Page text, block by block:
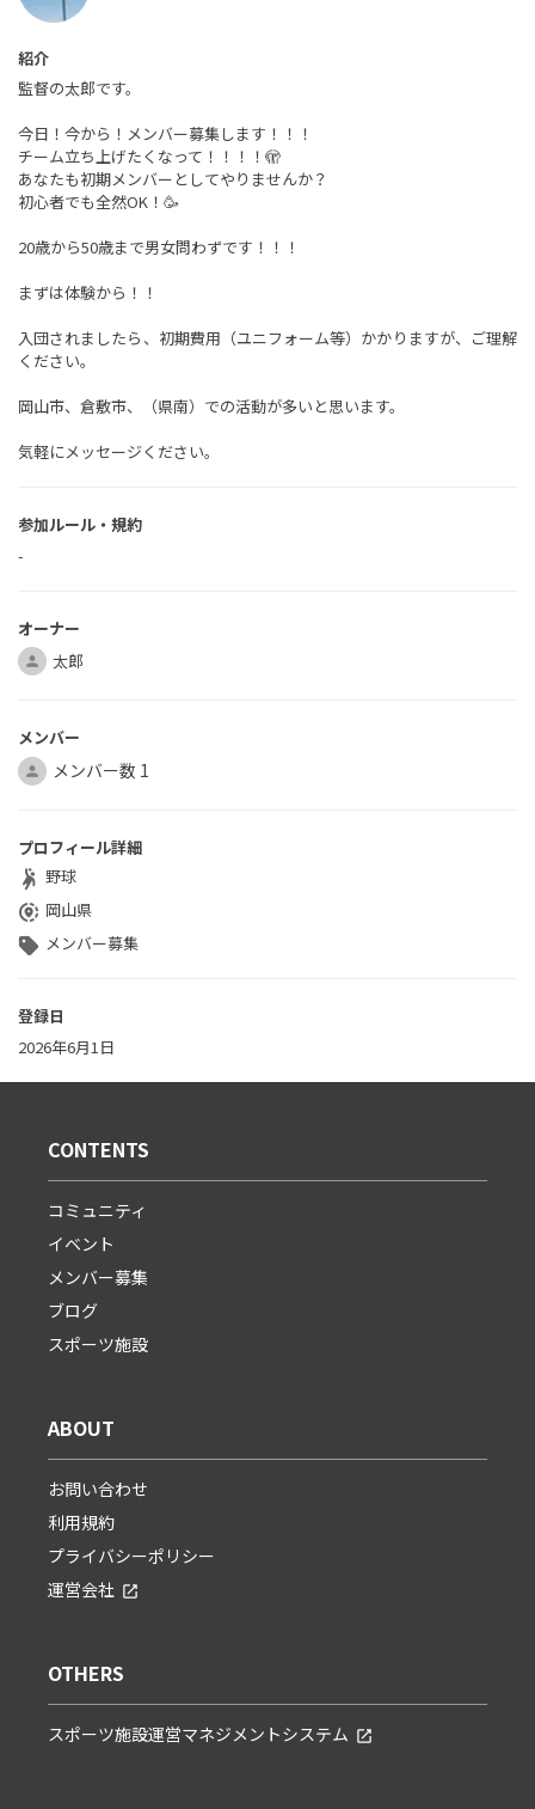
紹介
監督の太郎です。
今日！今から！メンバー募集します！！！
チーム立ち上げたくなって！！！！🫣
あなたも初期メンバーとしてやりませんか？
初心者でも全然OK！🥳
20歳から50歳まで男女問わずです！！！
まずは体験から！！
入団されましたら、初期費用（ユニフォーム等）かかりますが、ご理解
ください。
岡山市、倉敷市、（県南）での活動が多いと思います。
気軽にメッセージください。
参加ルール・規約
-
オーナー
太郎
メンバー
メンバー数 1
プロフィール詳細
sports_handball 野球
share_location 岡山県
sell メンバー募集
登録日
2026年6月1日
CONTENTS
コミュニティ
イベント
メンバー募集
ブログ
スポーツ施設
ABOUT
お問い合わせ
利用規約
プライバシーポリシー
運営会社
OTHERS
スポーツ施設運営マネジメントシステム